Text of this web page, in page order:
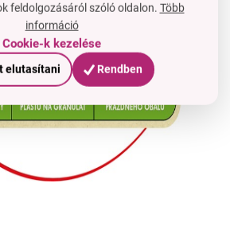
feldolgozásáról szóló oldalon. Több
információ
Cookie-k kezelése
elutasítani Rendben